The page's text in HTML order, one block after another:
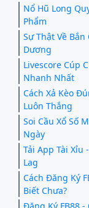
Nổ Hũ Long
Phẩm
Sự Thật Về
Dương
Livescore Cúp
Nhanh Nhất
Cách Xả Kèo
Luôn Thắng
Soi Cầu Xổ Số
Ngày
Tải App Tài Xỉu
Lag
Cách Đăng Ký
Biết Chưa?